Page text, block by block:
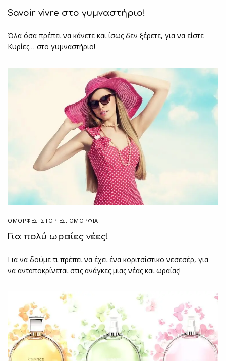
Savoir vivre στο γυμναστήριο!
Όλα όσα πρέπει να κάνετε και ίσως δεν ξέρετε, για να είστε
Κυρίες… στο γυμναστήριο!
ΌΜΟΡΦΕΣ ΙΣΤΟΡΊΕΣ, ΟΜΟΡΦΙΑ
Για πολύ ωραίες νέες!
Για να δούμε τι πρέπει να έχει ένα κοριτσίστικο νεσεσέρ, για
να ανταποκρίνεται στις ανάγκες μιας νέας και ωραίας!